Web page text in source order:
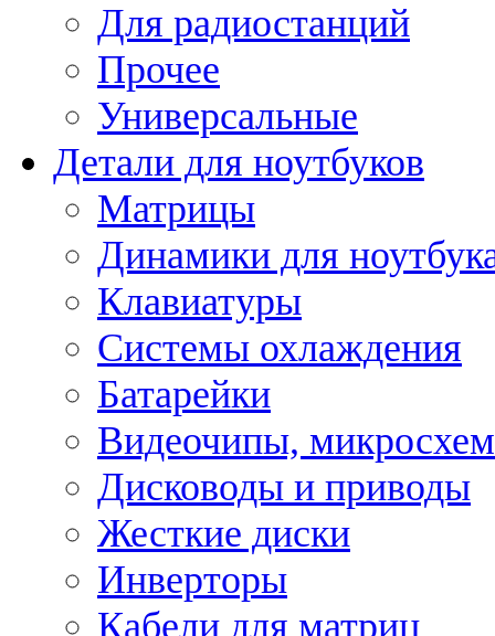
Для радиостанций
Прочее
Универсальные
Детали для ноутбуков
Матрицы
Динамики для
Клавиатуры
Системы охлаждения
Батарейки
Видеочипы,
Дисководы и приводы
Жесткие диски
Инверторы
Кабели для матриц